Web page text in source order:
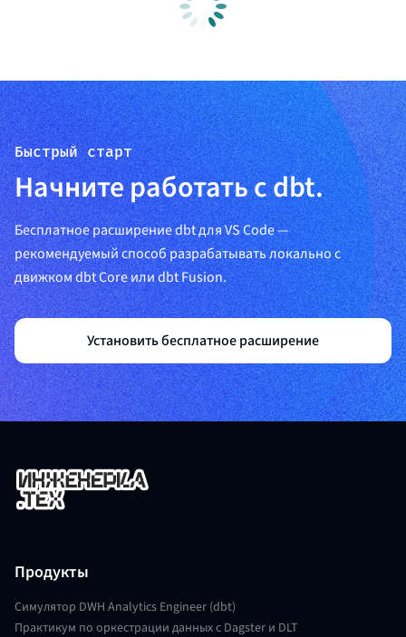
Быстрый старт
Начните работать с dbt.
Бесплатное расширение dbt для VS Code —
рекомендуемый способ разрабатывать локально с
движком dbt Core или dbt Fusion.
Установить бесплатное расширение
Продукты
Симулятор DWH Analytics Engineer (dbt)
Практикум по оркестрации данных с Dagster и DLT